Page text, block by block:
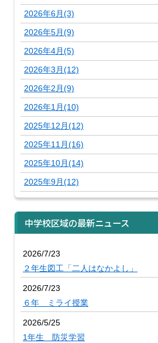
2026年6月(3)
2026年5月(9)
2026年4月(5)
2026年3月(12)
2026年2月(9)
2026年1月(10)
2025年12月(12)
2025年11月(16)
2025年10月(14)
2025年9月(12)
中学校区域の最新ニュース
2026/7/23
２年生図工「二人はなかよし」
2026/7/23
６年 ミライ授業
2026/5/25
1年生 防災学習